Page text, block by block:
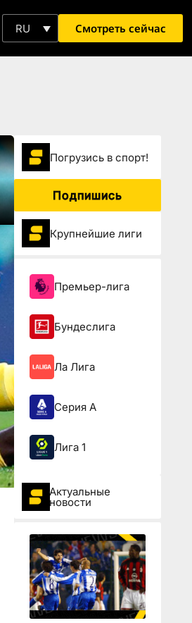
RU Смотреть сейчас
Погрузиcь в спорт!
Подпишись
Крупнейшие лиги
Премьер-лига
Бундеслига
Ла Лига
Серия А
Лига 1
Актуальные
новости